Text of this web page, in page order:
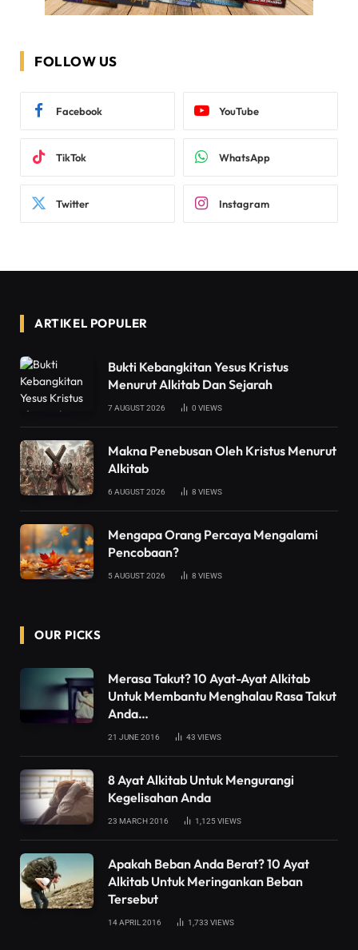
FOLLOW US
Facebook YouTube
TikTok WhatsApp
Twitter Instagram
ARTIKEL POPULER
Bukti Kebangkitan Yesus Kristus
Menurut Alkitab Dan Sejarah
7 AUGUST 2026 0 VIEWS
Makna Penebusan Oleh Kristus Menurut
Alkitab
6 AUGUST 2026 8 VIEWS
Mengapa Orang Percaya Mengalami
Pencobaan?
5 AUGUST 2026 8 VIEWS
OUR PICKS
Merasa Takut? 10 Ayat-Ayat Alkitab
Untuk Membantu Menghalau Rasa Takut
Anda…
21 JUNE 2016 43 VIEWS
8 Ayat Alkitab Untuk Mengurangi
Kegelisahan Anda
23 MARCH 2016 1,125VIEWS
Apakah Beban Anda Berat? 10 Ayat
Alkitab Untuk Meringankan Beban
Tersebut
14 APRIL 2016 1,733 VIEWS